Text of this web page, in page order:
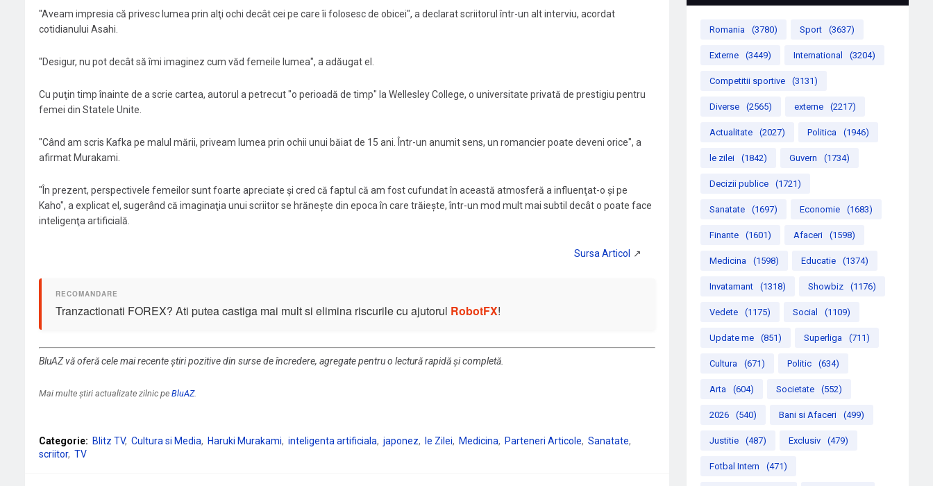
"Aveam impresia că privesc lumea prin alţi ochi decât cei pe care îi folosesc de obicei", a declarat scriitorul într-un alt interviu, acordat
cotidianului Asahi.
"Desigur, nu pot decât să îmi imaginez cum văd femeile lumea", a adăugat el.
Cu puţin timp înainte de a scrie cartea, autorul a petrecut "o perioadă de timp" la Wellesley College, o universitate privată de prestigiu pentru
femei din Statele Unite.
"Când am scris Kafka pe malul mării, priveam lumea prin ochii unui băiat de 15 ani. Într-un anumit sens, un romancier poate deveni orice", a
afirmat Murakami.
"În prezent, perspectivele femeilor sunt foarte apreciate şi cred că faptul că am fost cufundat în această atmosferă a influenţat-o şi pe
Kaho", a explicat el, sugerând că imaginaţia unui scriitor se hrăneşte din epoca în care trăieşte, într-un mod mult mai subtil decât o poate face
inteligenţa artificială.
Tranzactionati FOREX? Ati putea castiga mai mult si elimina riscurile cu ajutorul RobotFX!
BluAZ vă oferă cele mai recente știri pozitive din surse de încredere, agregate pentru o lectură rapidă și completă.
Mai multe știri actualizate zilnic pe BluAZ.
Categorie: Blitz TV Cultura si Media Haruki Murakami inteligenta artificiala japonez le Zilei Medicina Parteneri Articole
Sanatate
scriitor TV
Romania (3780) Sport (3637)
Externe (3449) International (3204)
Competitii sportive (3131)
Diverse (2565) externe (2217)
Actualitate (2027) Politica (1946)
le zilei (1842) Guvern (1734)
Decizii publice (1721)
Sanatate (1697) Economie (1683)
Finante (1601) Afaceri (1598)
Medicina (1598) Educatie (1374)
Invatamant (1318) Showbiz (1176)
Vedete (1175) Social (1109)
Update me (851) Superliga (711)
Cultura (671) Politic (634)
Arta (604) Societate (552)
2026 (540) Bani si Afaceri (499)
Justitie (487) Exclusiv (479)
Fotbal Intern (471)